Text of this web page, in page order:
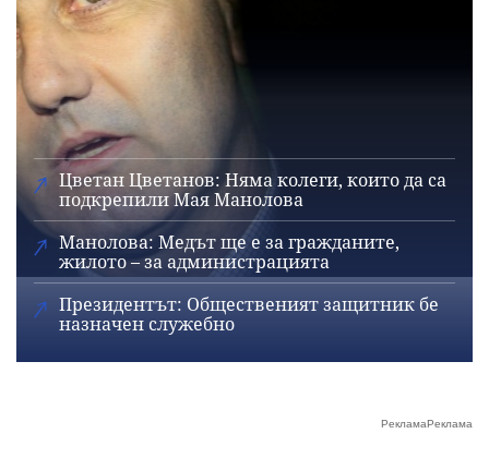
Цветан Цветанов: Няма колеги, които да са
подкрепили Мая Манолова
Манолова: Медът ще е за гражданите,
жилото – за администрацията
Президентът: Общественият защитник бе
назначен служебно